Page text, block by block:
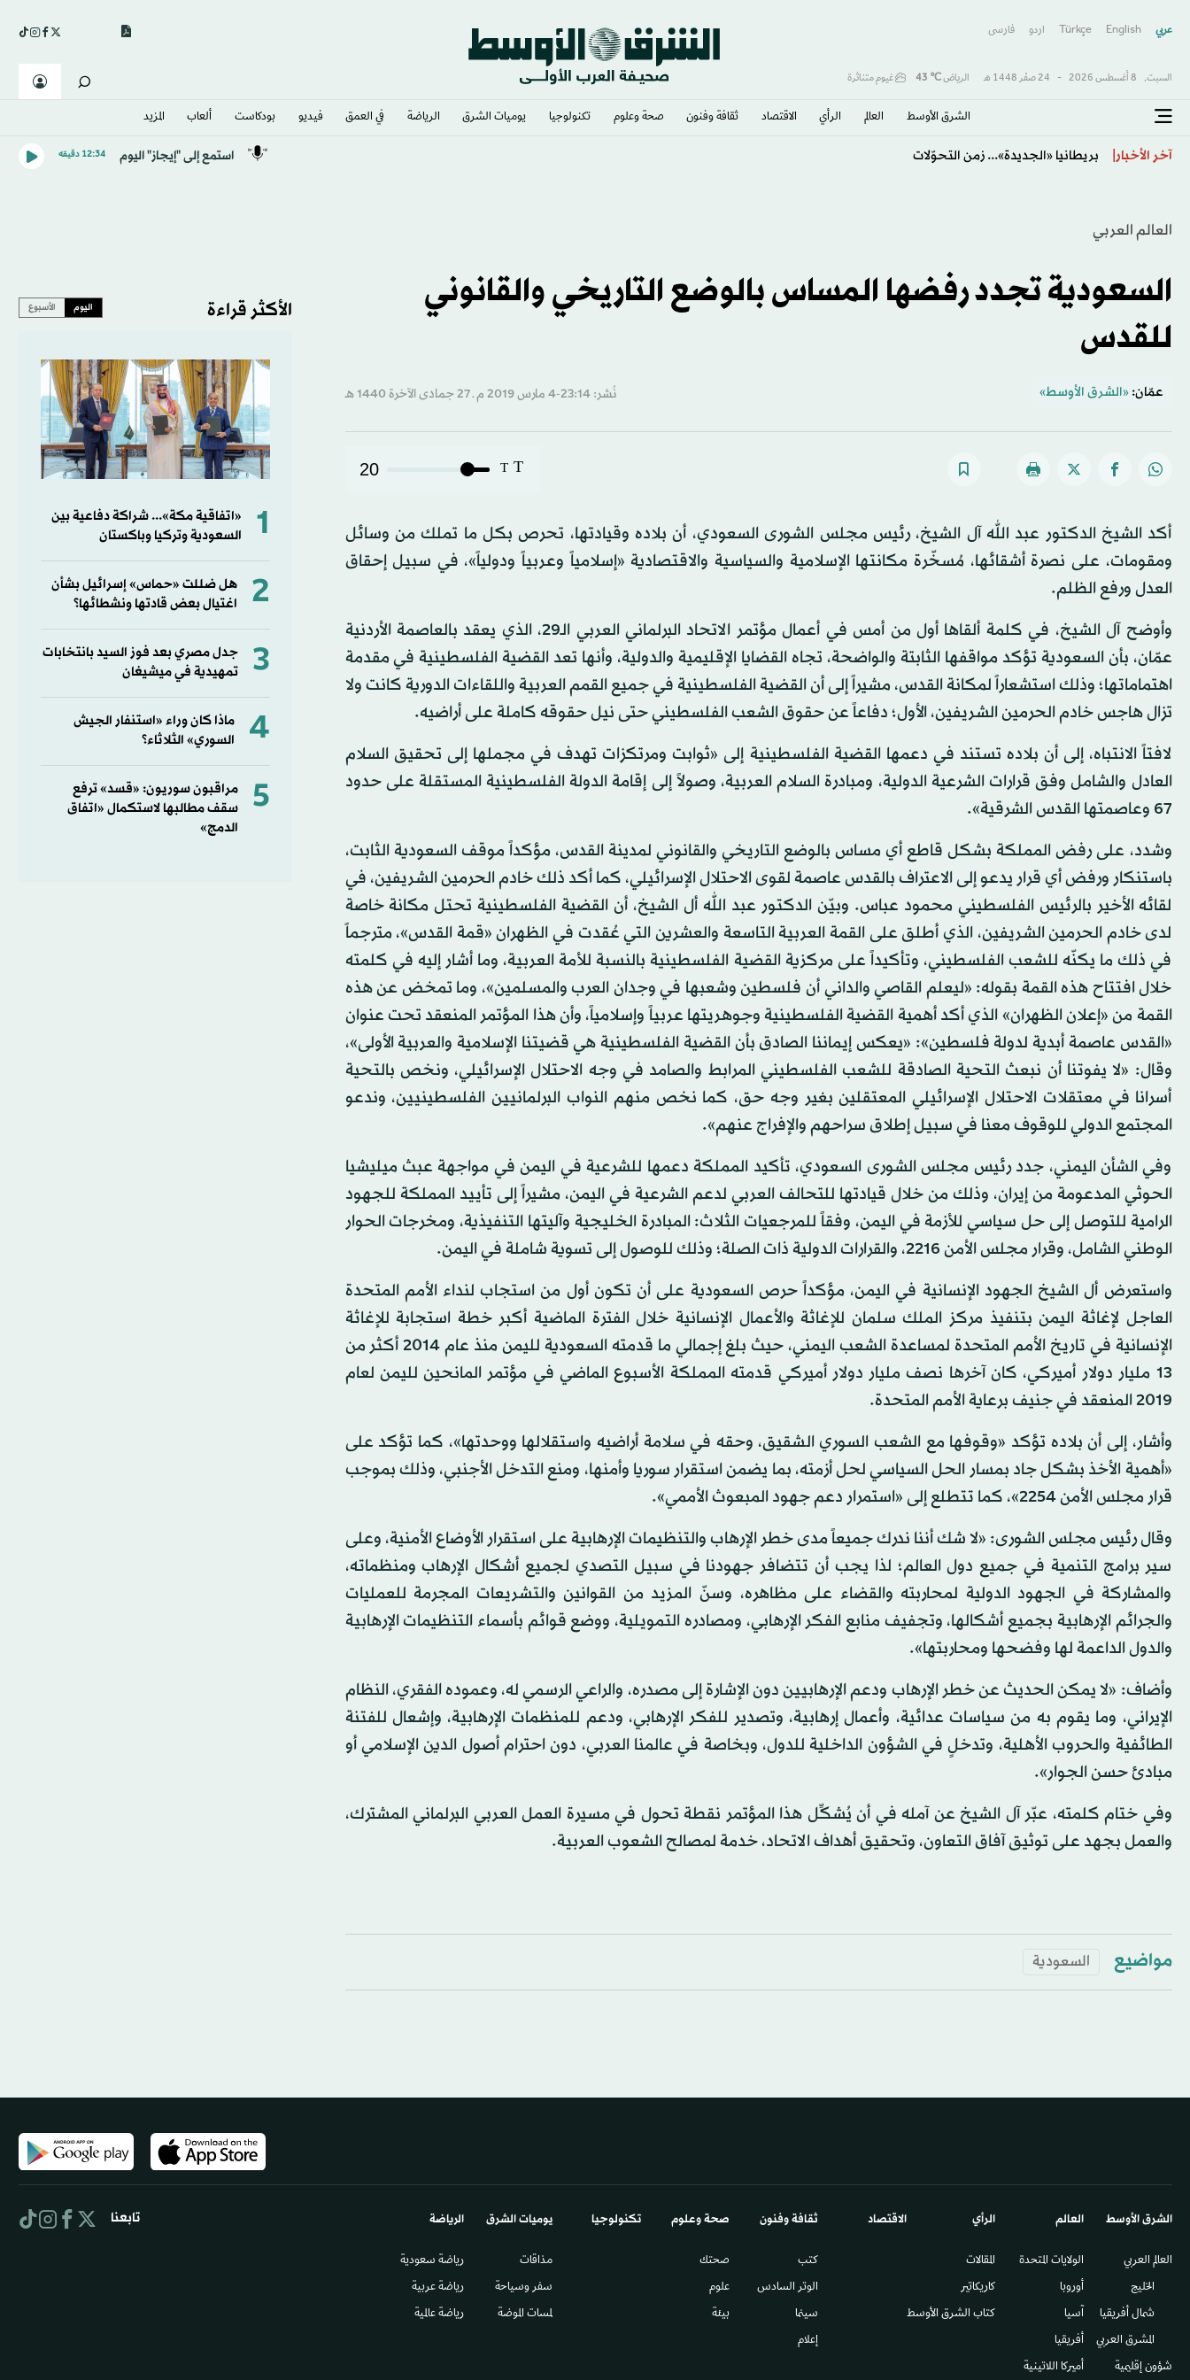
عربي English
Türkçe اردو فارسى
السبت, 8 أغسطس 2026 - 24 صفَر 1448 هـ الرياض℃
43 غيوم متناثرة
الشرق الأوسط​ العالم الرأي الاقتصاد ثقافة وفنون صحة وعلوم تكنولوجيا يوميات الشرق​ الرياضة في العمق فيديو بودكاست ألعاب المزيد
آخر الأخبار
رئيس وزراء فرنسا السابق غابريال أتال يتقدّم بشكوى بشأن تدخلات روسية
استمع إلى "إيجاز" اليوم 12:34 دقيقه
العالم العربي
السعودية تجدد رفضها المساس بالوضع التاريخي والقانوني
للقدس
عمّان: «الشرق الأوسط» نُشر: 23:14-4 مارس 2019 م ـ 27 جمادى الآخرة 1440 هـ
T
T
20
أكد الشيخ الدكتور عبد الله آل الشيخ، رئيس مجلس الشورى السعودي، أن بلاده وقيادتها، تحرص بكل ما تملك من وسائل
ومقومات، على نصرة أشقائها، مُسخّرة مكانتها الإسلامية والسياسية والاقتصادية «إسلامياً وعربياً ودولياً»، في سبيل إحقاق
العدل ورفع الظلم.
وأوضح آل الشيخ، في كلمة ألقاها أول من أمس في أعمال مؤتمر الاتحاد البرلماني العربي الـ29، الذي يعقد بالعاصمة الأردنية
عمّان، بأن السعودية تؤكد مواقفها الثابتة والواضحة، تجاه القضايا الإقليمية والدولية، وأنها تعد القضية الفلسطينية في مقدمة
اهتماماتها؛ وذلك استشعاراً لمكانة القدس، مشيراً إلى أن القضية الفلسطينية في جميع القمم العربية واللقاءات الدورية كانت ولا
تزال هاجس خادم الحرمين الشريفين، الأول؛ دفاعاً عن حقوق الشعب الفلسطيني حتى نيل حقوقه كاملة على أراضيه.
لافتاً الانتباه، إلى أن بلاده تستند في دعمها القضية الفلسطينية إلى «ثوابت ومرتكزات تهدف في مجملها إلى تحقيق السلام
العادل والشامل وفق قرارات الشرعية الدولية، ومبادرة السلام العربية، وصولاً إلى إقامة الدولة الفلسطينية المستقلة على حدود
67 وعاصمتها القدس الشرقية».
وشدد، على رفض المملكة بشكل قاطع أي مساس بالوضع التاريخي والقانوني لمدينة القدس، مؤكداً موقف السعودية الثابت،
باستنكار ورفض أي قرار يدعو إلى الاعتراف بالقدس عاصمة لقوى الاحتلال الإسرائيلي، كما أكد ذلك خادم الحرمين الشريفين، في
لقائه الأخير بالرئيس الفلسطيني محمود عباس. وبيّن الدكتور عبد الله أل الشيخ، أن القضية الفلسطينية تحتل مكانة خاصة
لدى خادم الحرمين الشريفين، الذي أطلق على القمة العربية التاسعة والعشرين التي عُقدت في الظهران «قمة القدس»، مترجماً
في ذلك ما يكنّه للشعب الفلسطيني، وتأكيداً على مركزية القضية الفلسطينية بالنسبة للأمة العربية، وما أشار إليه في كلمته
خلال افتتاح هذه القمة بقوله: «ليعلم القاصي والداني أن فلسطين وشعبها في وجدان العرب والمسلمين»، وما تمخض عن هذه
القمة من «إعلان الظهران» الذي أكد أهمية القضية الفلسطينية وجوهريتها عربياً وإسلامياً، وأن هذا المؤتمر المنعقد تحت عنوان
«القدس عاصمة أبدية لدولة فلسطين»: «يعكس إيماننا الصادق بأن القضية الفلسطينية هي قضيتنا الإسلامية والعربية الأولى»،
وقال: «لا يفوتنا أن نبعث التحية الصادقة للشعب الفلسطيني المرابط والصامد في وجه الاحتلال الإسرائيلي، ونخص بالتحية
أسرانا في معتقلات الاحتلال الإسرائيلي المعتقلين بغير وجه حق، كما نخص منهم النواب البرلمانيين الفلسطينيين، وندعو
المجتمع الدولي للوقوف معنا في سبيل إطلاق سراحهم والإفراج عنهم».
وفي الشأن اليمني، جدد رئيس مجلس الشورى السعودي، تأكيد المملكة دعمها للشرعية في اليمن في مواجهة عبث ميليشيا
الحوثي المدعومة من إيران، وذلك من خلال قيادتها للتحالف العربي لدعم الشرعية في اليمن، مشيراً إلى تأييد المملكة للجهود
الرامية للتوصل إلى حل سياسي للأزمة في اليمن، وفقاً للمرجعيات الثلاث: المبادرة الخليجية وآليتها التنفيذية، ومخرجات الحوار
الوطني الشامل، وقرار مجلس الأمن 2216، والقرارات الدولية ذات الصلة؛ وذلك للوصول إلى تسوية شاملة في اليمن.
واستعرض أل الشيخ الجهود الإنسانية في اليمن، مؤكداً حرص السعودية على أن تكون أول من استجاب لنداء الأمم المتحدة
العاجل لإغاثة اليمن بتنفيذ مركز الملك سلمان للإغاثة والأعمال الإنسانية خلال الفترة الماضية أكبر خطة استجابة للإغاثة
الإنسانية في تاريخ الأمم المتحدة لمساعدة الشعب اليمني، حيث بلغ إجمالي ما قدمته السعودية لليمن منذ عام 2014 أكثر من
13 مليار دولار أميركي، كان آخرها نصف مليار دولار أميركي قدمته المملكة الأسبوع الماضي في مؤتمر المانحين لليمن لعام
2019 المنعقد في جنيف برعاية الأمم المتحدة.
وأشار، إلى أن بلاده تؤكد «وقوفها مع الشعب السوري الشقيق، وحقه في سلامة أراضيه واستقلالها ووحدتها»، كما تؤكد على
«أهمية الأخذ بشكل جاد بمسار الحل السياسي لحل أزمته، بما يضمن استقرار سوريا وأمنها، ومنع التدخل الأجنبي، وذلك بموجب
قرار مجلس الأمن 2254»، كما تتطلع إلى «استمرار دعم جهود المبعوث الأممي».
وقال رئيس مجلس الشورى: «لا شك أننا ندرك جميعاً مدى خطر الإرهاب والتنظيمات الإرهابية على استقرار الأوضاع الأمنية، وعلى
سير برامج التنمية في جميع دول العالم؛ لذا يجب أن تتضافر جهودنا في سبيل التصدي لجميع أشكال الإرهاب ومنظماته،
والمشاركة في الجهود الدولية لمحاربته والقضاء على مظاهره، وسنّ المزيد من القوانين والتشريعات المجرمة للعمليات
والجرائم الإرهابية بجميع أشكالها، وتجفيف منابع الفكر الإرهابي، ومصادره التمويلية، ووضع قوائم بأسماء التنظيمات الإرهابية
والدول الداعمة لها وفضحها ومحاربتها».
وأضاف: «لا يمكن الحديث عن خطر الإرهاب ودعم الإرهابيين دون الإشارة إلى مصدره، والراعي الرسمي له، وعموده الفقري، النظام
الإيراني، وما يقوم به من سياسات عدائية، وأعمال إرهابية، وتصدير للفكر الإرهابي، ودعم للمنظمات الإرهابية، وإشعال للفتنة
الطائفية والحروب الأهلية، وتدخلٍ في الشؤون الداخلية للدول، وبخاصة في عالمنا العربي، دون احترام أصول الدين الإسلامي أو
مبادئ حسن الجوار».
وفي ختام كلمته، عبّر آل الشيخ عن آمله في أن يُشكِّل هذا المؤتمر نقطة تحول في مسيرة العمل العربي البرلماني المشترك،
والعمل بجهد على توثيق آفاق التعاون، وتحقيق أهداف الاتحاد، خدمة لمصالح الشعوب العربية.
مواضيع السعودية
الأكثر قراءة اليوم الأسبوع
1
«اتفاقية مكة»... شراكة دفاعية بين
السعودية وتركيا وباكستان
2
هل ضللت «حماس» إسرائيل بشأن
اغتيال بعض قادتها ونشطائها؟
3
جدل مصري بعد فوز السيد بانتخابات
تمهيدية في ميشيغان
4
ماذا كان وراء «استنفار الجيش
السوري» الثلاثاء؟
5
مراقبون سوريون: «قسد» ترفع
سقف مطالبها لاستكمال «اتفاق
الدمج»
الشرق الأوسط​
العالم العربي
الخليج
شمال أفريقيا
المشرق العربي
شؤون إقليمية
العالم
الولايات المتحدة
أوروبا
آسيا
أفريقيا
أميركا اللاتينية
الرأي
المقالات
كاريكاتير
كتاب الشرق الأوسط
الاقتصاد ثقافة وفنون
كتب
الوتر السادس​
سينما
إعلام
صحة وعلوم
صحتك
علوم
بيئة
تكنولوجيا يوميات الشرق​
مذاقات
سفر وسياحة
لمسات الموضة
الرياضة
رياضة سعودية
رياضة عربية
رياضة عالمية
تابعنا